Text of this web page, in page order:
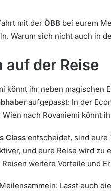
mit der ÖBB bei eurem
Warum sich nicht auch in
auf der Reise
könnt ihr neben
aufgepasst: In der
nach Rovaniemi könnt
Class entscheidet, sind eure
und eure Reise wird zu
weitere Vorteile und
Lasst euch die